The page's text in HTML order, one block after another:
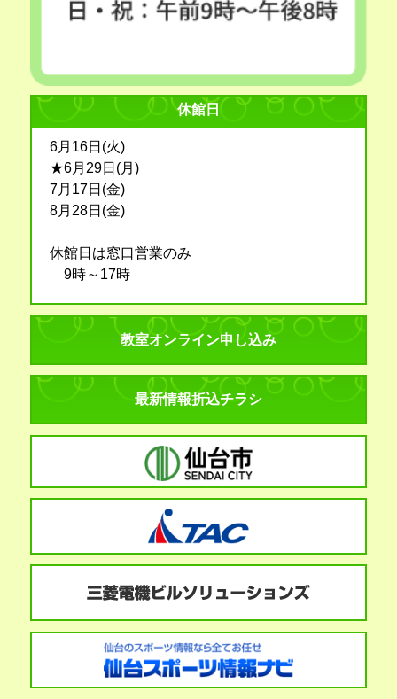
休館日
6月16日(火)
★6月29日(月)
7月17日(金)
8月28日(金)
休館日は窓口営業のみ
9時～17時
教室オンライン申し込み
最新情報折込チラシ